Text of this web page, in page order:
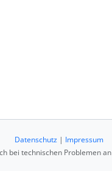
Datenschutz | Impressum
bei technischen Problemen an